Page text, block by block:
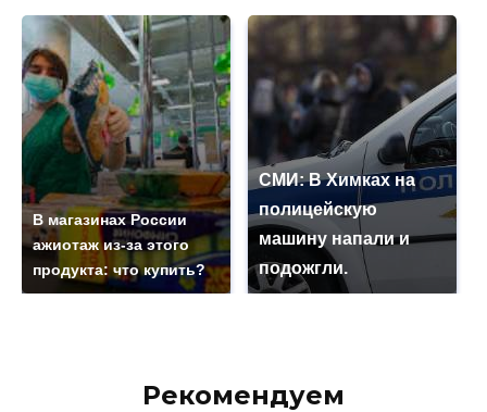
В магазинах России
ажиотаж из-за этого
продукта: что купить?
СМИ: В Химках на
полицейскую
машину напали и
подожгли.
Рекомендуем